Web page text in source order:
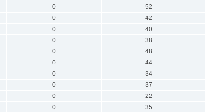
0 52
0 42
0 40
0 38
0 48
0 44
0 34
0 37
0 22
0 35